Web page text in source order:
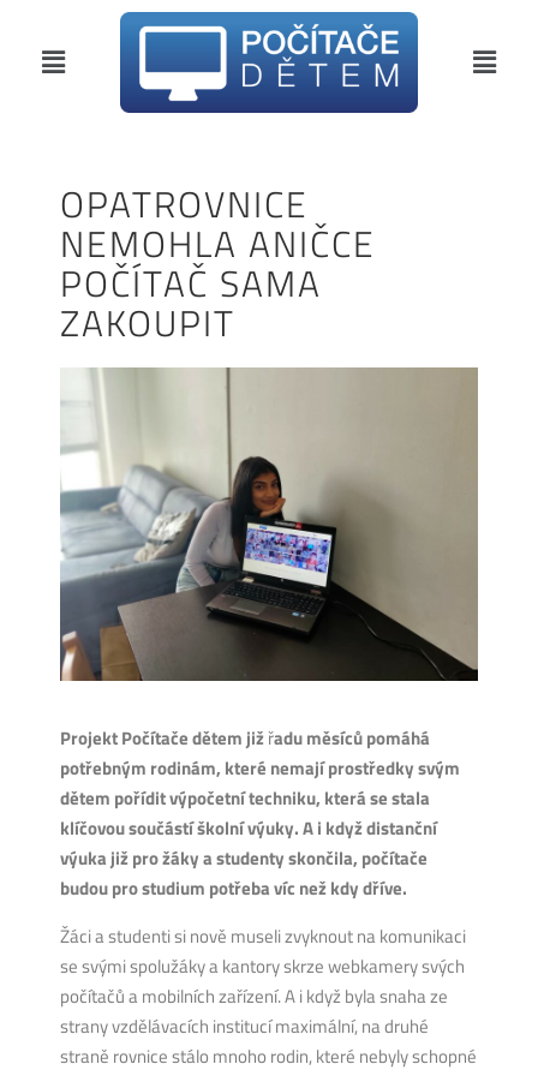
OPATROVNICE
NEMOHLA ANIČCE
POČÍTAČ SAMA
ZAKOUPIT
Projekt Počítače dětem jižřadu měsíců pomáhá
potřebným rodinám, které nemají prostředky svým
dětem pořídit výpočetní techniku, která se stala
klíčovou součástí školní výuky.A i když distanční
výuka již pro žáky a studenty skončila, počítače
budou pro studium potřeba víc než kdy dříve.
Žáci a studenti si nově museli zvyknout na komunikaci
se svými spolužáky a kantory skrze webkamery svých
počítačů a mobilních zařízení. A i když byla snaha ze
strany vzdělávacích institucí maximální, na druhé
straně rovnice stálo mnoho rodin, které nebyly schopné